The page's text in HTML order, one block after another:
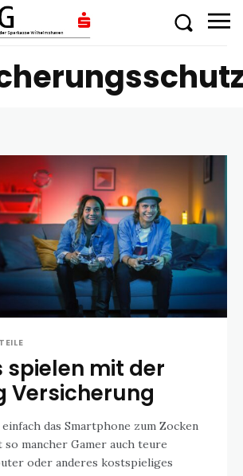
spielen mit der
Versicherung
das Smartphone zum Zocken
mancher Gamer auch teure
oder anderes kostspieliges